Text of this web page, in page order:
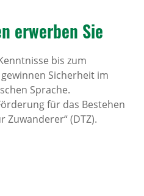
erwerben Sie
bis zum
Sicherheit im
Sprache.
für das Bestehen
Zuwanderer“ (DTZ).